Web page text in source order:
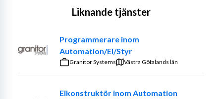
Liknande tjänster
Programmerare inom
Automation/El/Styr
Granitor Systems Västra Götalands län
Elkonstruktör inom Automation